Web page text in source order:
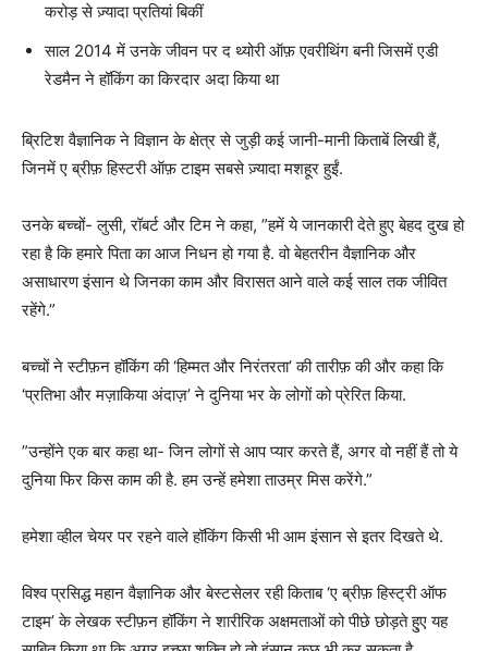
करोड़ से ज़्यादा प्रतियां बिकीं
साल 2014 में उनके जीवन पर द थ्योरी ऑफ़ एवरीथिंग बनी जिसमें एडी
रेडमैन ने हॉकिंग का किरदार अदा किया था
ब्रिटिश वैज्ञानिक ने विज्ञान के क्षेत्र से जुड़ी कई जानी-मानी किताबें लिखी हैं,
जिनमें ए ब्रीफ़ हिस्टरी ऑफ़ टाइम सबसे ज़्यादा मशहूर हुईं.
उनके बच्चों- लुसी, रॉबर्ट और टिम ने कहा, ”हमें ये जानकारी देते हुए बेहद दुख हो
रहा है कि हमारे पिता का आज निधन हो गया है. वो बेहतरीन वैज्ञानिक और
असाधारण इंसान थे जिनका काम और विरासत आने वाले कई साल तक जीवित
रहेंगे.”
बच्चों ने स्टीफ़न हॉकिंग की ‘हिम्मत और निरंतरता’ की तारीफ़ की और कहा कि
‘प्रतिभा और मज़ाकिया अंदाज़’ ने दुनिया भर के लोगों को प्रेरित किया.
”उन्होंने एक बार कहा था- जिन लोगों से आप प्यार करते हैं, अगर वो नहीं हैं तो ये
दुनिया फिर किस काम की है. हम उन्हें हमेशा ताउम्र मिस करेंगे.”
हमेशा व्हील चेयर पर रहने वाले हॉकिंग किसी भी आम इंसान से इतर दिखते थे.
विश्व प्रसिद्ध महान वैज्ञानिक और बेस्टसेलर रही किताब ‘ए ब्रीफ़ हिस्ट्री ऑफ
टाइम’ के लेखक स्टीफ़न हॉकिंग ने शारीरिक अक्षमताओं को पीछे छोड़ते हु्ए यह